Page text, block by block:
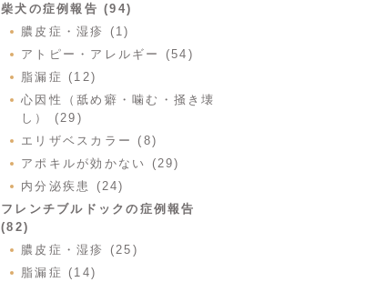
柴犬の症例報告 (94)
膿皮症・湿疹 (1)
アトピー・アレルギー (54)
脂漏症 (12)
心因性（舐め癖・噛む・掻き壊
し） (29)
エリザベスカラー (8)
アポキルが効かない (29)
内分泌疾患 (24)
フレンチブルドックの症例報告
(82)
膿皮症・湿疹 (25)
脂漏症 (14)